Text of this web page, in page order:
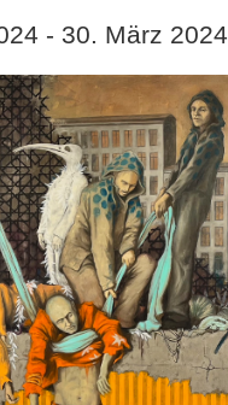
- 30. März 2024